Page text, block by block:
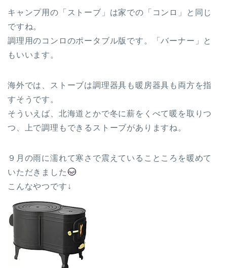
キャンプ用の「ストーブ」は家での「コンロ」と同じ
ですね。
調理用のコンロのポータブル版です。「バーナー」と
もいいます。
海外では、ストーブは調理器具も暖房器具も両方を指
すそうです。
そういえば、北海道とかで冬に薪をくべて暖を取りつ
つ、上で調理もできるストーブがありますね。
９月の雨に濡れて寒さで震えていることころを暖めて
いただきました
こんなやつです↓